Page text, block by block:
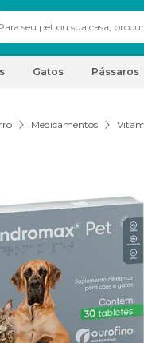
Gatos Pássaros
Medicamentos